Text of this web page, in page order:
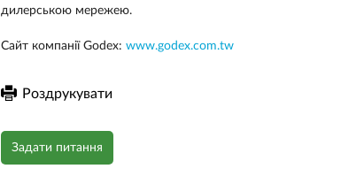
дилерською мережею.
Сайт компанії Godex: www.godex.com.tw
Роздрукувати
Задати питання